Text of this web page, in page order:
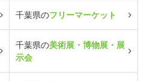
千葉県のフリーマーケット
千葉県の美術展・博物展・展
示会